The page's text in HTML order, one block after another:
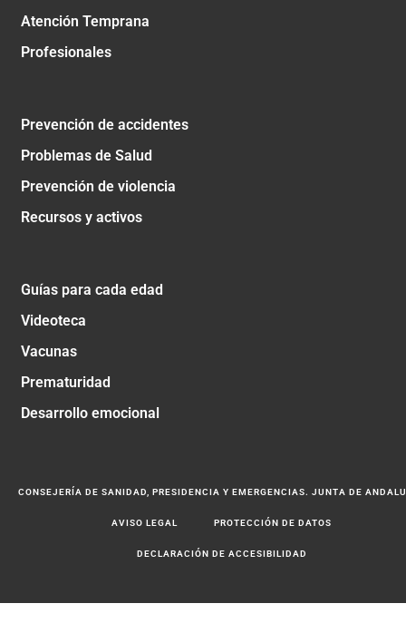
Atención Temprana
Profesionales
Prevención de accidentes
Problemas de Salud
Prevención de violencia
Recursos y activos
Guías para cada edad
Videoteca
Vacunas
Prematuridad
Desarrollo emocional
CONSEJERÍA DE SANIDAD, PRESIDENCIA Y EMERGENCIAS. JUNTA DE
AVISO LEGAL PROTECCIÓN DE DATOS
DECLARACIÓN DE ACCESIBILIDAD